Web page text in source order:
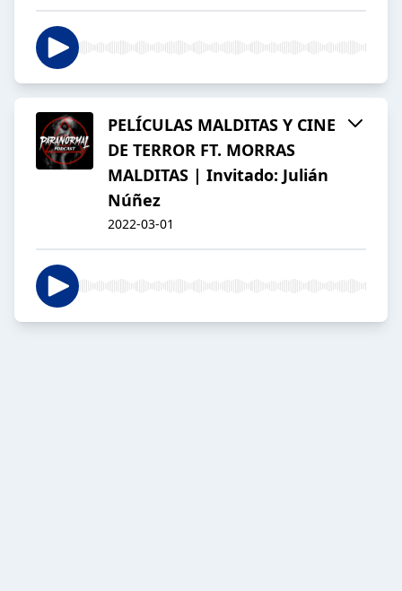
PELÍCULAS MALDITAS Y CINE
DE TERROR FT. MORRAS
MALDITAS | Invitado: Julián
Núñez
2022-03-01